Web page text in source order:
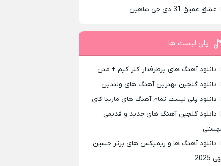
عشق عمیق 31 دی جی شاهین
پلی لیست ها
دانلود آهنگ های پرطرفدار کلر کیم + متن
دانلود گلچین بهترین آهنگ های ولنتاین
دانلود پلی لیست تمام آهنگ های مارینا کای
دانلود گلچین آهنگ های جدید و قدیمی
دانلود آهنگ ها و ریمیکس های برتر حسین
2025